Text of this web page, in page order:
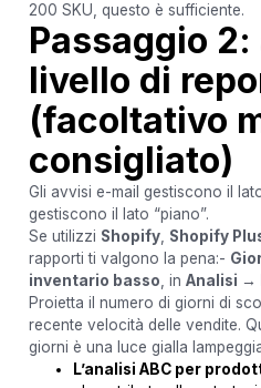
200 SKU, questo è sufficiente.
Passaggio
livello di
(facoltativo
consigliato)
Gli avvisi e-mail gestiscono il
gestiscono il lato “piano”.
Se utilizzi Shopify, Shopify
rapporti ti valgono la pena:-
inventario basso, in Analisi →
Proietta il numero di giorni di
recente velocità delle vendite.
giorni è una luce gialla
L’analisi ABC per